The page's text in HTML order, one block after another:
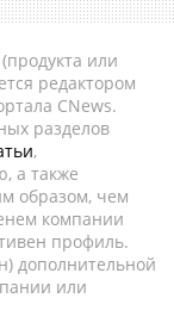
или
редактором
CNews.
разделов
,
а также
образом, чем
компании
профиль.
дополнительной
или